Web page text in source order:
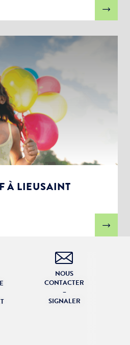
À LIEUSAINT
NOUS
CONTACTER
–
SIGNALER